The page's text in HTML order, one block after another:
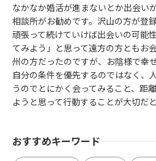
なかなか婚活が進まないとか出会い
相談所がお勧めです。沢山の方が登
頑張って続けていけば出会いの可能
てみよう」と思って遠方の方ともお
州の方だったのですが、お陰様で幸
自分の条件を優先するのではなく、
うのでとにかく会ってみること、距
ようと思って行動することが大切だと
おすすめキーワード